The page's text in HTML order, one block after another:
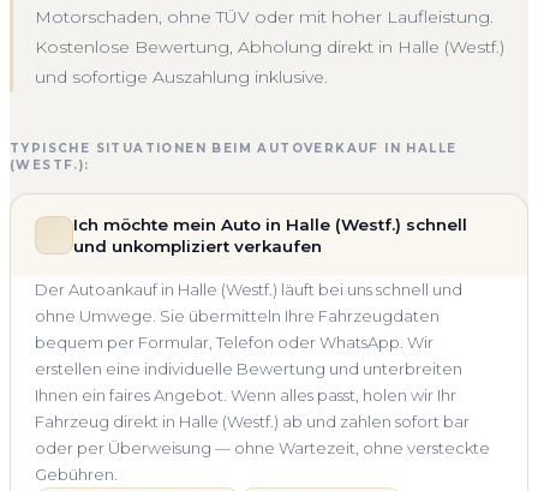
Motorschaden, ohne TÜV oder mit hoher Laufleistung.
Kostenlose Bewertung, Abholung direkt in Halle (Westf.)
und sofortige Auszahlung inklusive.
TYPISCHE SITUATIONEN BEIM AUTOVERKAUF IN HALLE
(WESTF.):
Ich möchte mein Auto in Halle (Westf.) schnell
und unkompliziert verkaufen
Der Autoankauf in Halle (Westf.) läuft bei uns schnell und
ohne Umwege. Sie übermitteln Ihre Fahrzeugdaten
bequem per Formular, Telefon oder WhatsApp. Wir
erstellen eine individuelle Bewertung und unterbreiten
Ihnen ein faires Angebot. Wenn alles passt, holen wir Ihr
Fahrzeug direkt in Halle (Westf.) ab und zahlen sofort bar
oder per Überweisung — ohne Wartezeit, ohne versteckte
Gebühren.